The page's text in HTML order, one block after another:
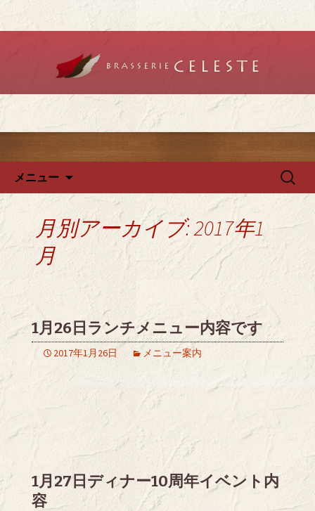
堺のフレンチ「ブラッスリー
セレスト」で、ランチ・ディ
ナーを
堺のフレンチ「ブラットリーセレス
ト」で記念日やデートを
メニュー
検
月別アーカイブ: 2017年1
月
1月26日ランチメニュー内容です
2017年1月26日 メニュー案内
1月27日ディナー10周年イベント内
容